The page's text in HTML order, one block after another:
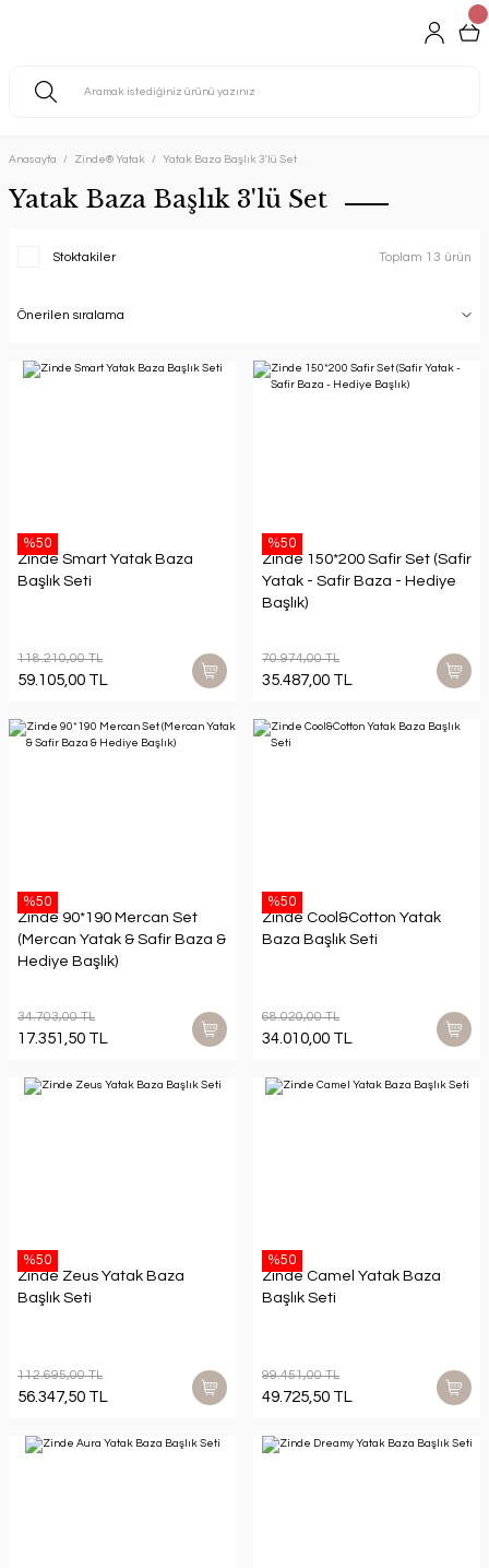
Anasayfa Zinde® Yatak Yatak Baza Başlık 3'lü Set
Yatak Baza Başlık 3'lü Set
Stoktakiler Toplam 13 ürün
%50
Zinde Smart Yatak Baza
Başlık Seti
118.210,00 TL
59.105,00 TL
%50
Zinde 150*200 Safir Set (Safir
Yatak - Safir Baza - Hediye
Başlık)
70.974,00 TL
35.487,00 TL
%50
Zinde 90*190 Mercan Set
(Mercan Yatak & Safir Baza &
Hediye Başlık)
34.703,00 TL
17.351,50 TL
%50
Zinde Cool&Cotton Yatak
Baza Başlık Seti
68.020,00 TL
34.010,00 TL
%50
Zinde Zeus Yatak Baza
Başlık Seti
112.695,00 TL
56.347,50 TL
%50
Zinde Camel Yatak Baza
Başlık Seti
99.451,00 TL
49.725,50 TL